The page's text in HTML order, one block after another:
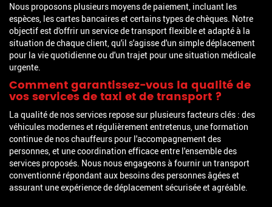
Nous proposons plusieurs moyens de paiement, incluant les
espèces, les cartes bancaires et certains types de chèques. Notre
objectif est d'offrir un service de transport flexible et adapté à la
situation de chaque client, qu'il s'agisse d'un simple déplacement
pour la vie quotidienne ou d'un trajet pour une situation médicale
urgente.
Comment garantissez-vous la qualité de
vos services de taxi et de transport ?
La qualité de nos services repose sur plusieurs facteurs clés : des
véhicules modernes et régulièrement entretenus, une formation
continue de nos chauffeurs pour l'accompagnement des
personnes, et une coordination efficace entre l'ensemble des
services proposés. Nous nous engageons à fournir un transport
conventionné répondant aux besoins des personnes âgées et
assurant une expérience de déplacement sécurisée et agréable.